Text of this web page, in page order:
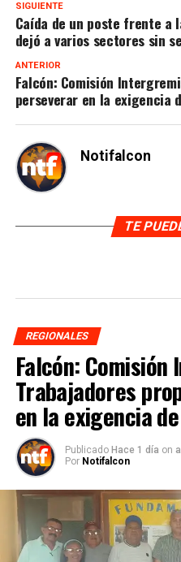
SIGUIENTE
Caída de un poste frente a
dejó a varios sectores sin
ANTERIOR
Falcón: Comisión
perseverar en la exigencia
Notifalcon
TE
REGIONALES
Falcón:
Trabajadores
en la exigencia
Publicado Hace 1 día on
Por Notifalcon